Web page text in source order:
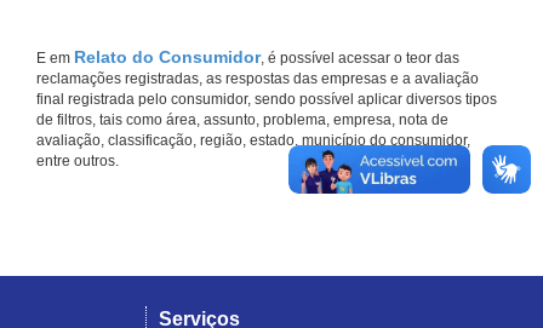
E em Relato do Consumidor, é possível acessar o teor das
reclamações registradas, as respostas das empresas e a avaliação
final registrada pelo consumidor, sendo possível aplicar diversos tipos
de filtros, tais como área, assunto, problema, empresa, nota de
avaliação, classificação, região, estado, município do consumidor,
entre outros.
Serviços